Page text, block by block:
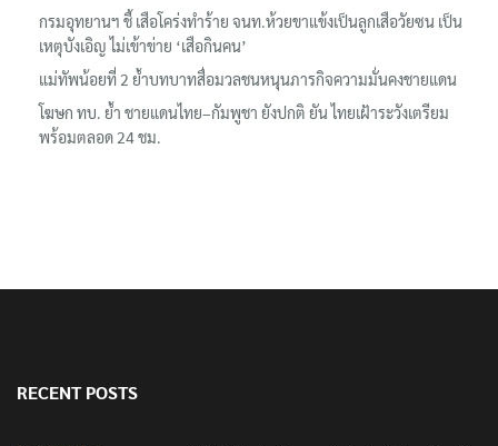
กรมอุทยานฯ ชี้ เสือโคร่งทำร้าย จนท.ห้วยขาแข้งเป็นลูกเสือวัยซน เป็น
เหตุบังเอิญ ไม่เข้าข่าย ‘เสือกินคน’
แม่ทัพน้อยที่ 2 ย้ำบทบาทสื่อมวลชนหนุนภารกิจความมั่นคงชายแดน
โฆษก ทบ. ย้ำ ชายแดนไทย–กัมพูชา ยังปกติ ยัน ไทยเฝ้าระวังเตรียม
พร้อมตลอด 24 ชม.
RECENT POSTS